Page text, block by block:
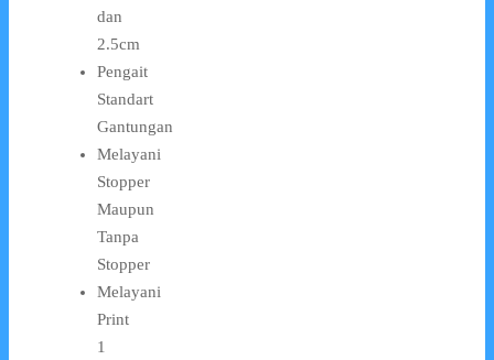
dan
2.5cm
Pengait
Standart
Gantungan
Melayani
Stopper
Maupun
Tanpa
Stopper
Melayani
Print
1